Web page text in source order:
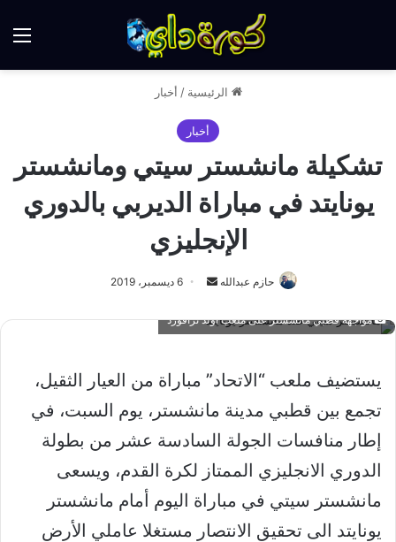
الرئيسية / أخبار
أخبار
تشكيلة مانشستر سيتي ومانشستر
يونايتد في مباراة الديربي بالدوري
الإنجليزي
حازم عبدالله
أرسل
إلكترونيا
6 ديسمبر، 2019
مواجهة قطبي مانشستر على ملعب أولد ترافورد
يستضيف ملعب “الاتحاد” مباراة من العيار الثقيل،
تجمع بين قطبي مدينة مانشستر، يوم السبت، في
إطار منافسات الجولة السادسة عشر من بطولة
الدوري الانجليزي الممتاز لكرة القدم، ويسعى
مانشستر سيتي في مباراة اليوم أمام مانشستر
يونايتد الى تحقيق الانتصار مستغلا عاملي الأرض